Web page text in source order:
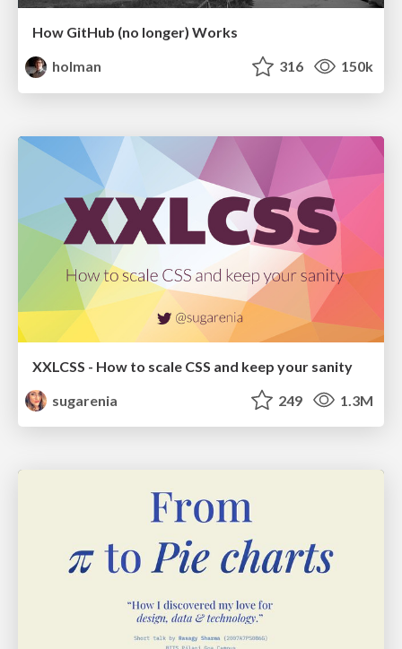
How GitHub (no longer) Works
holman
316 150k
XXLCSS - How to scale CSS and keep your sanity
sugarenia
249 1.3M